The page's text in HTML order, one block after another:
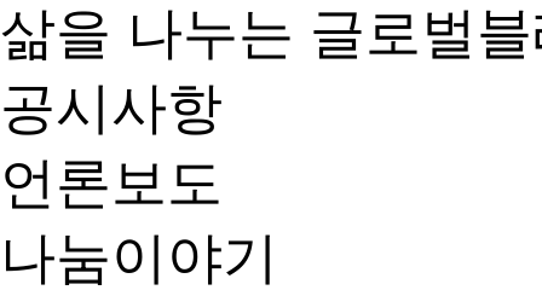
삶을 나누는 글로벌
공시사항
언론보도
나눔이야기